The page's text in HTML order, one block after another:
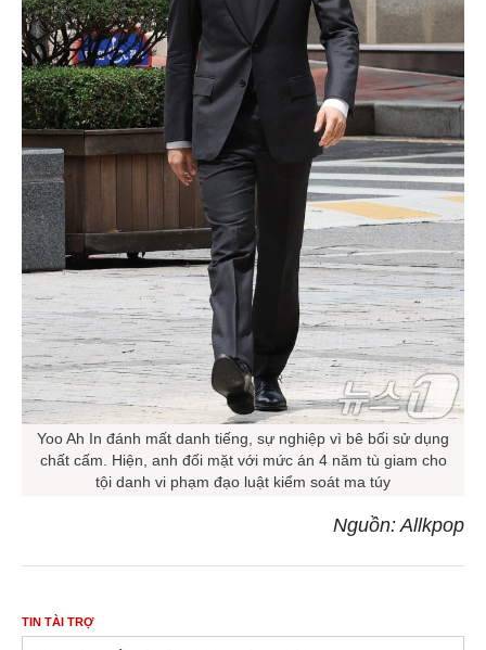
Yoo Ah In đánh mất danh tiếng, sự nghiệp vì bê bối sử dụng
chất cấm. Hiện, anh đối mặt với mức án 4 năm tù giam cho
tội danh vi phạm đạo luật kiểm soát ma túy
Nguồn: Allkpop
TIN TÀI TRỢ